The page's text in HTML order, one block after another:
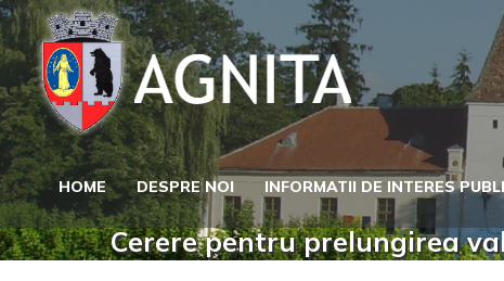
Skip
to
content
HOME DESPRE NOI INFORMATII DE INTERES
Cerere pentru prelungirea